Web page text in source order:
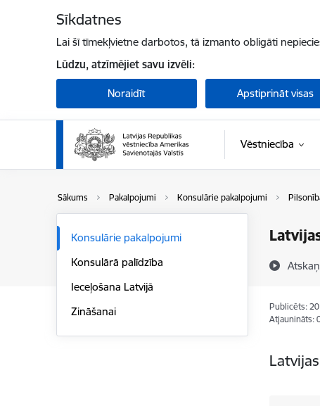
Sīkdatnes
Lai šī tīmekļvietne darbotos, tā izmanto obligāti
Lūdzu, atzīmējiet savu izvēli:
Noraidīt Apstiprināt visas
Vēstniecība
Sākums Pakalpojumi Konsulārie pakalpojumi
Konsulārie pakalpojumi
Konsulārā palīdzība
Ieceļošana Latvijā
Zināšanai
Publicēts:
Atjaunināts: